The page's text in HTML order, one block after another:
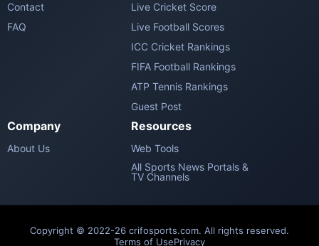
Contact
FAQ
Live Cricket Score
Live Football Scores
ICC Cricket Rankings
FIFA Football Rankings
ATP Tennis Rankings
Guest Post
Company
About Us
Resources
Web Tools
All Sports News Portals &
TV Channels
Copyright © 2022-26 crifosports.com. All rights reserved.
Terms of UsePrivacy